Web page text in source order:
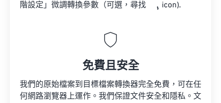
階設定」微調轉換參數（可選，尋找
icon).
免費且安全
我們的原始檔案到目標檔案轉換器完全免費，可在任
何網路瀏覽器上運作。我們保證文件安全和隱私。文